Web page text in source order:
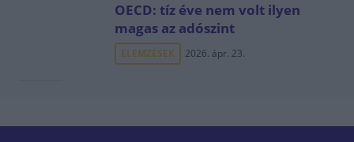
OECD: tíz éve nem volt ilyen
magas az adószint
ELEMZÉSEK 2026. ápr. 23.